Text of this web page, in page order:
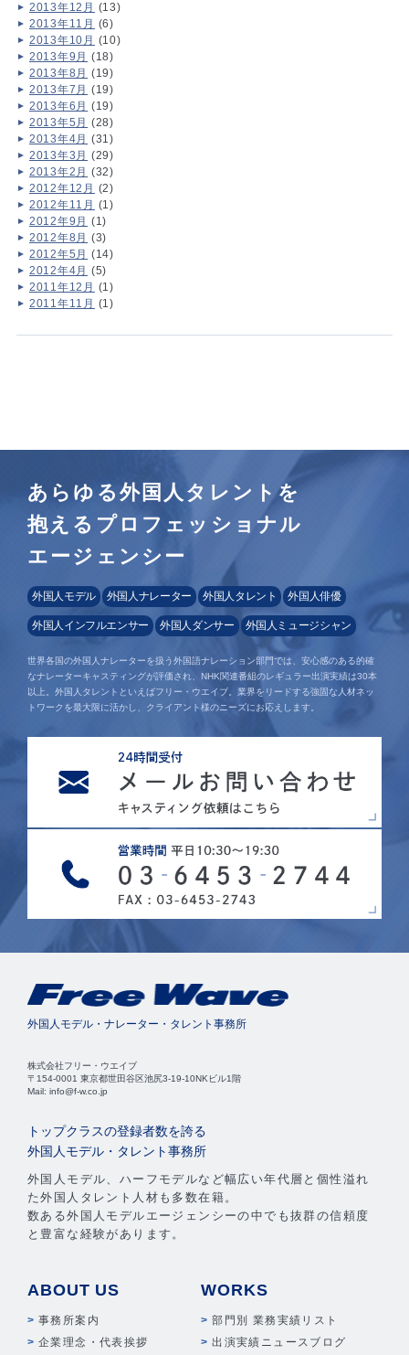
2013年12月 (13)
2013年11月 (6)
2013年10月 (10)
2013年9月 (18)
2013年8月 (19)
2013年7月 (19)
2013年6月 (19)
2013年5月 (28)
2013年4月 (31)
2013年3月 (29)
2013年2月 (32)
2012年12月 (2)
2012年11月 (1)
2012年9月 (1)
2012年8月 (3)
2012年5月 (14)
2012年4月 (5)
2011年12月 (1)
2011年11月 (1)
あらゆる外国人タレントを
抱えるプロフェッショナル
エージェンシー
外国人モデル 外国人ナレーター 外国人タレント 外国人俳優
外国人インフルエンサー 外国人ダンサー 外国人ミュージシャン
世界各国の外国人ナレーターを扱う外国語ナレーション部門では、安心感のある的確
なナレーターキャスティングが評価され、NHK関連番組のレギュラー出演実績は30本
以上。外国人タレントといえばフリー・ウエイブ。業界をリードする強固な人材ネッ
トワークを最大限に活かし、クライアント様のニーズにお応えします。
外国人モデル・ナレーター・タレント事務所
株式会社フリー・ウエイブ
〒154-0001 東京都世田谷区池尻3-19-10NKビル1階
Mail: info@f-w.co.jp
トップクラスの登録者数を誇る
外国人モデル・タレント事務所
外国人モデル、ハーフモデルなど幅広い年代層と個性溢れ
た外国人タレント人材も多数在籍。
数ある外国人モデルエージェンシーの中でも抜群の信頼度
と豊富な経験があります。
ABOUT US
事務所案内
企業理念・代表挨拶
WORKS
部門別 業務実績リスト
出演実績ニュースブログ